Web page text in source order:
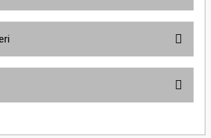
öneri formunu kullanarak tarafımıza